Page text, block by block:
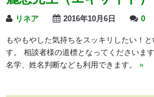
リネア 2016年10月6日 0
もやもやした気持ちをスッキリしたい！
す。 相談者様の道標となってくださいま
名学、姓名判断なども利用できます。 »